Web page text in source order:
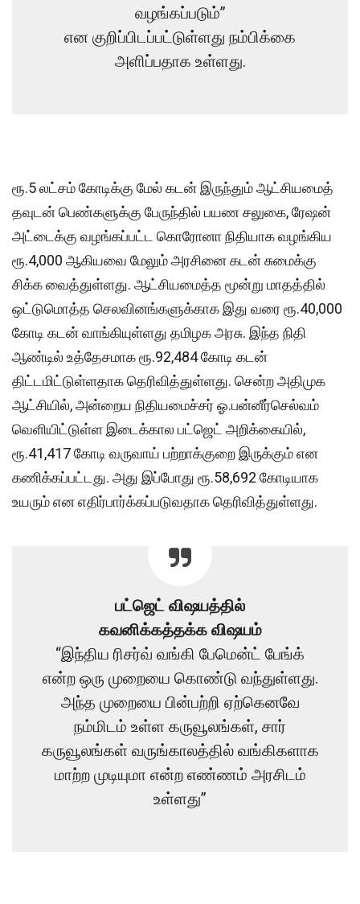
வழங்கப்படும்”
என குறிப்பிடப்பட்டுள்ளது நம்பிக்கை
அளிப்பதாக உள்ளது.
ரூ.5 லட்சம் கோடிக்கு மேல் கடன் இருந்தும் ஆட்சியமைத்
தவுடன் பெண்களுக்கு பேருந்தில் பயண சலுகை, ரேஷன்
அட்டைக்கு வழங்கப்பட்ட கொரோனா நிதியாக வழங்கிய
ரூ.4,000 ஆகியவை மேலும் அரசினை கடன் சுமைக்கு
சிக்க வைத்துள்ளது. ஆட்சியமைத்த மூன்று மாதத்தில்
ஒட்டுமொத்த செலவினங்களுக்காக இது வரை ரூ.40,000
கோடி கடன் வாங்கியுள்ளது தமிழக அரசு. இந்த நிதி
ஆண்டில் உத்தேசமாக ரூ.92,484 கோடி கடன்
திட்டமிட்டுள்ளதாக தெரிவித்துள்ளது. சென்ற அதிமுக
ஆட்சியில், அன்றைய நிதியமைச்சர் ஓ.பன்னீர்செல்வம்
வெளியிட்டுள்ள இடைக்கால பட்ஜெட் அறிக்கையில்,
ரூ.41,417 கோடி வருவாய் பற்றாக்குறை இருக்கும் என
கணிக்கப்பட்டது. அது இப்போது ரூ.58,692 கோடியாக
உயரும் என எதிர்பார்க்கப்படுவதாக தெரிவித்துள்ளது.
பட்ஜெட் விஷயத்தில்
கவனிக்கத்தக்க விஷயம்
“இந்திய ரிசர்வ் வங்கி பேமென்ட் பேங்க்
என்ற ஒரு முறையை கொண்டு வந்துள்ளது.
அந்த முறையை பின்பற்றி ஏற்கெனவே
நம்மிடம் உள்ள கருவூலங்கள், சார்
கருவூலங்கள் வருங்காலத்தில் வங்கிகளாக
மாற்ற முடியுமா என்ற எண்ணம் அரசிடம்
உள்ளது”